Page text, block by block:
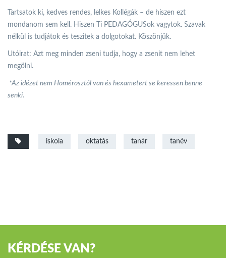
Tartsatok ki, kedves rendes, lelkes Kollégák – de hiszen ezt
mondanom sem kell. Hiszen Ti PEDAGÓGUSok vagytok. Szavak
nélkül is tudjátok és teszitek a dolgotokat. Köszönjük.
Utóirat: Azt meg minden zseni tudja, hogy a zsenit nem lehet
megölni.
*Az idézet nem Homérosztól van és hexametert se keressen benne
senki.
iskola oktatás tanár tanév
KÉRDÉSE VAN?